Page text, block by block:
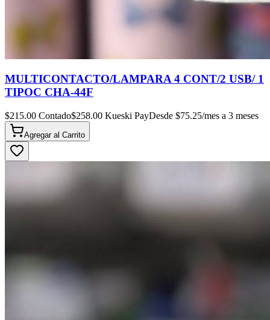
MULTICONTACTO/LAMPARA 4 CONT/2 USB/ 1
TIPOC CHA-44F
$215.00 Contado$258.00 Kueski PayDesde $75.25/mes a 3 meses
Agregar al Carrito